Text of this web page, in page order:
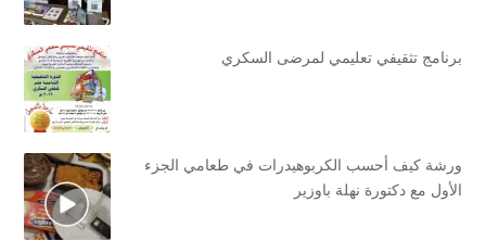
برنامج تثقيفي تعليمي لمرضى السكري
ورشة كيف أحسب الكربوهيدرات في طعامي الجزء
الأول مع دكتورة نهلة باوزير